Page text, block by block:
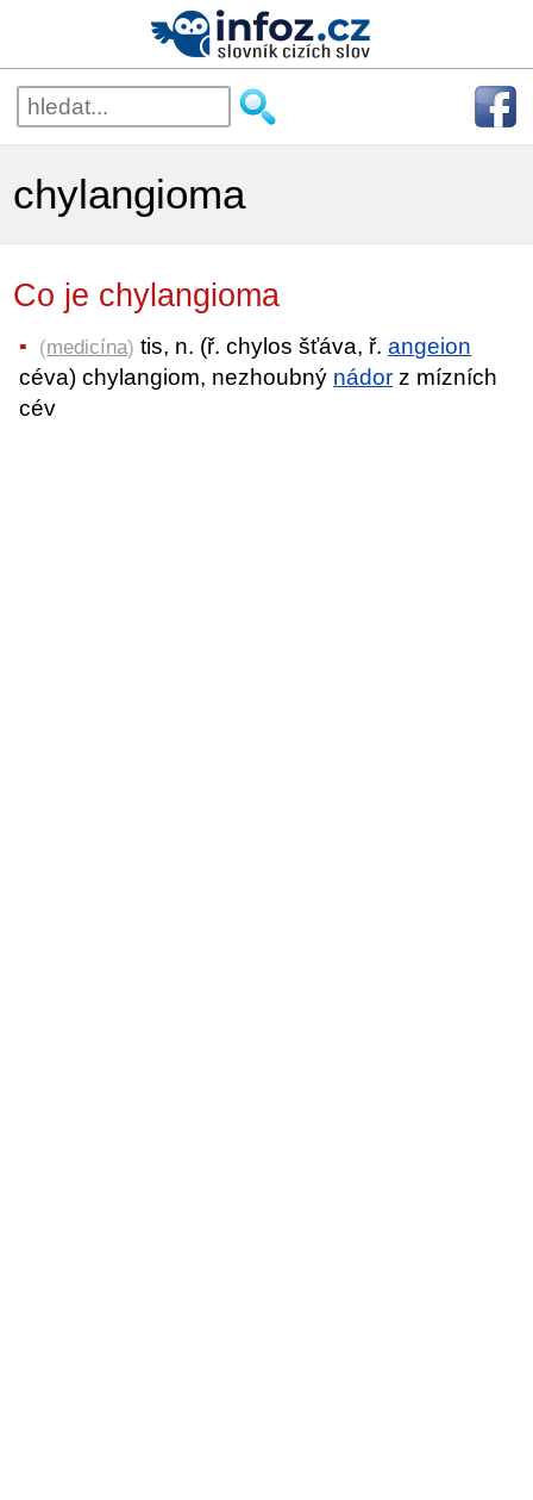
chylangioma
Co je chylangioma
(medicína) tis, n. (ř. chylos šťáva, ř.angeion
céva) chylangiom, nezhoubný nádor z mízních
cév